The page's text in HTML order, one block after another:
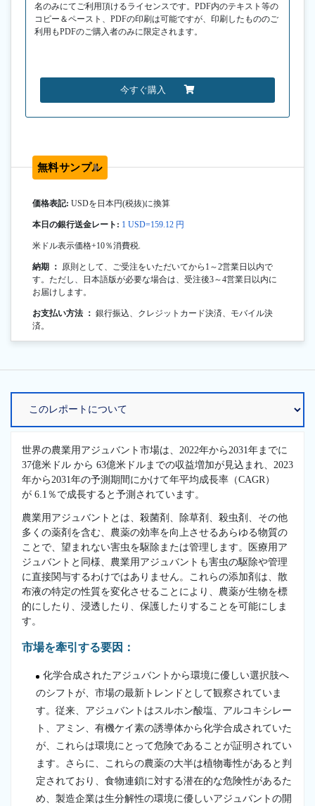
名のみにてご利用頂けるライセンスです。PDF内のテキスト等の
コピー＆ペースト、PDFの印刷は可能ですが、印刷したもののご
利用もPDFのご購入者のみに限定されます。
今すぐ購入
無料サンプル
価格表記: USDを日本円(税抜)に換算
本日の銀行送金レート: 1 USD=159.12 円
米ドル表示価格+10％消費税.
納期 ： 原則として、ご受注をいただいてから1～2営業日以内で
す。ただし、日本語版が必要な場合は、受注後3～4営業日以内に
お届けします。
お支払い方法 ： 銀行振込、クレジットカード決済、モバイル決
済。
世界の農業用アジュバント市場は、2022年から2031年までに
37億米ドル から 63億米ドルまでの収益増加が見込まれ、2023
年から2031年の予測期間にかけて年平均成長率（CAGR）
が 6.1％で成長すると予測されています。
農業用アジュバントとは、殺菌剤、除草剤、殺虫剤、その他
多くの薬剤を含む、農薬の効率を向上させるあらゆる物質の
ことで、望まれない害虫を駆除または管理します。医療用ア
ジュバントと同様、農業用アジュバントも害虫の駆除や管理
に直接関与するわけではありません。これらの添加剤は、散
布液の特定の性質を変化させることにより、農薬が生物を標
的にしたり、浸透したり、保護したりすることを可能にしま
す。
市場を牽引する要因：
化学合成されたアジュバントから環境に優しい選択肢へ
のシフトが、市場の最新トレンドとして観察されていま
す。従来、アジュバントはスルホン酸塩、アルコキシレー
ト、アミン、有機ケイ素の誘導体から化学合成されていた
が、これらは環境にとって危険であることが証明されてい
ます。さらに、これらの農薬の大半は植物毒性があると判
定されており、食物連鎖に対する潜在的な危険性があるた
め、製造企業は生分解性の環境に優しいアジュバントの開